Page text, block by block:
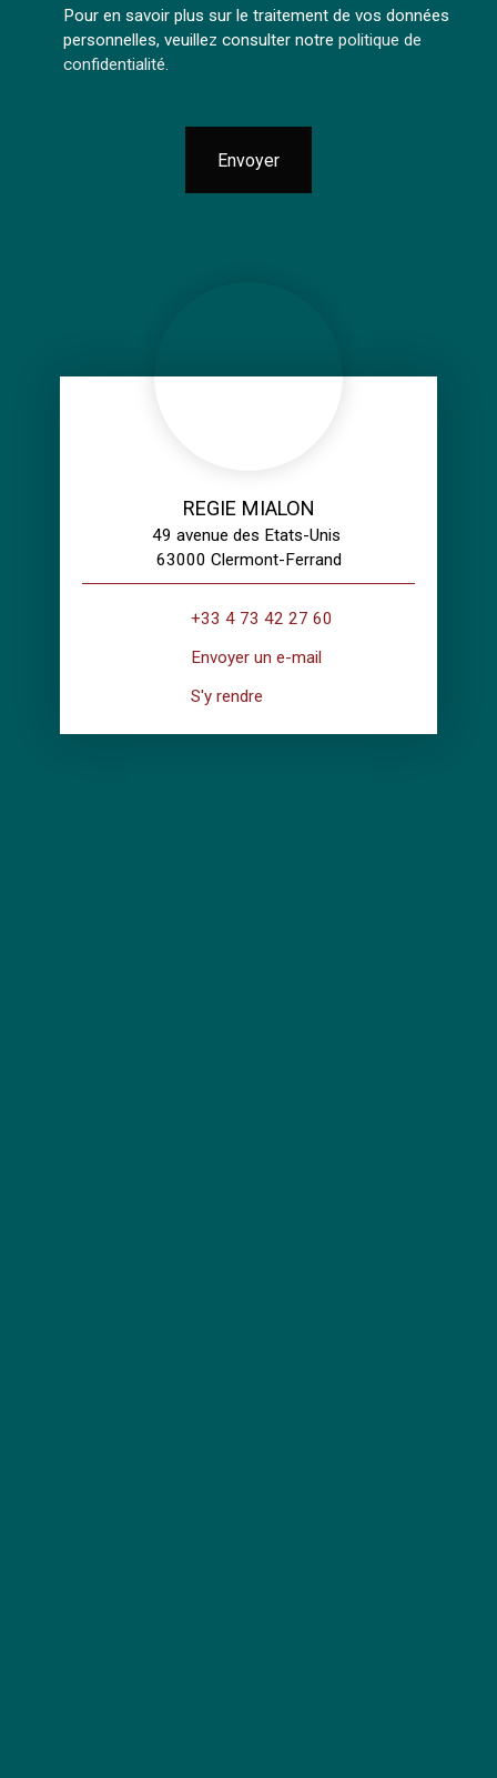
Pour en savoir plus sur le traitement de vos données
personnelles, veuillez consulter notre politique de
confidentialité.
Envoyer
REGIE MIALON
49 avenue des Etats-Unis
63000 Clermont-Ferrand
+33 4 73 42 27 60
Envoyer un e-mail
S'y rendre